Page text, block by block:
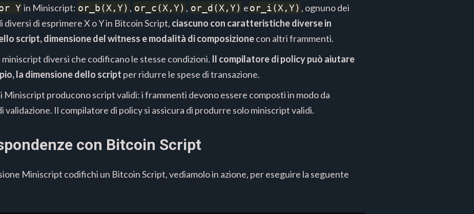
Y in Miniscript: or_b(X,Y) , or_c(X,Y) , or_d(X,Y) eor_i(X,Y) , ognuno dei
diversi di esprimere X o Y in Bitcoin Script, ciascuno con caratteristiche diverse in
script, dimensione del witness e modalità di composizionecon altri frammenti.
diversi che codificano le stesse condizioni. Il compilatore di policy può aiutare
la dimensione dello script per ridurre le spese di transazione.
producono script validi: i frammenti devono essere composti in modo da
Il compilatore di policy si assicura di produrre solo miniscript validi.
con Bitcoin Script
Miniscript codifichi un Bitcoin Script, vediamolo in azione, per eseguire la seguente